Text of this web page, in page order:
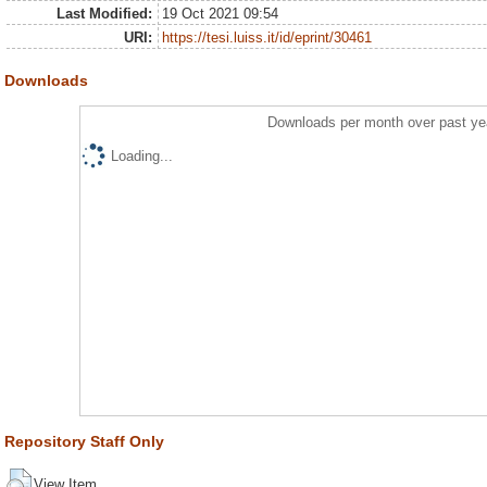
Last Modified:
19 Oct 2021 09:54
URI:
https://tesi.luiss.it/id/eprint/30461
Downloads
Downloads per month over past
Loading...
Repository Staff Only